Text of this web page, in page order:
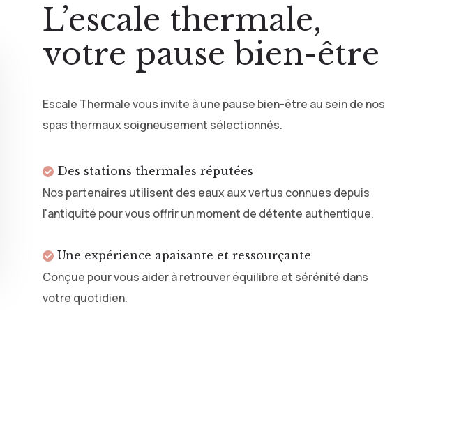
L’escale thermale,
votre pause bien-être
Escale Thermale vous invite à une pause bien-être au sein de nos
spas thermaux soigneusement sélectionnés.
Des stations thermales réputées
Nos partenaires utilisent des eaux aux vertus connues depuis
l'antiquité pour vous offrir un moment de détente authentique.
Une expérience apaisante et ressourçante
Conçue pour vous aider à retrouver équilibre et sérénité dans
votre quotidien.